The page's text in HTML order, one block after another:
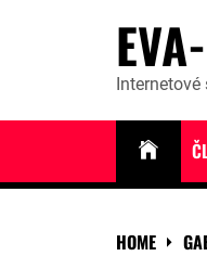
HOME